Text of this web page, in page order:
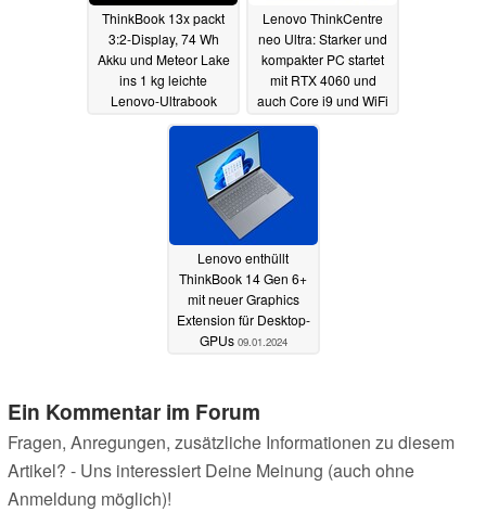
ThinkBook 13x packt
3:2-Display, 74 Wh
Akku und Meteor Lake
ins 1 kg leichte
Lenovo-Ultrabook
09.01.2024
Lenovo ThinkCentre
neo Ultra: Starker und
kompakter PC startet
mit RTX 4060 und
auch Core i9 und WiFi
09.01.2024
Lenovo enthüllt
ThinkBook 14 Gen 6+
mit neuer Graphics
Extension für Desktop-
GPUs 09.01.2024
Ein Kommentar im Forum
Fragen, Anregungen, zusätzliche Informationen zu diesem
Artikel? - Uns interessiert Deine Meinung (auch ohne
Anmeldung möglich)!